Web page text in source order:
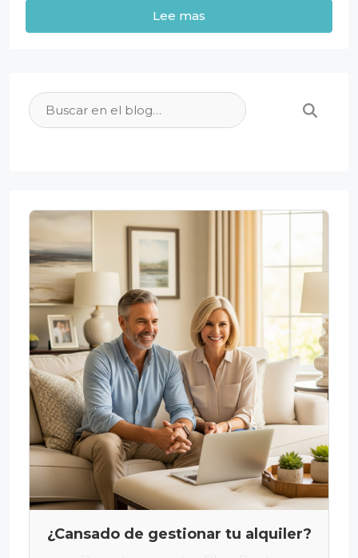
Lee mas
¿Cansado de gestionar tu alquiler?